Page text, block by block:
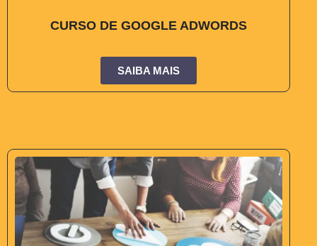
CURSO DE GOOGLE ADWORDS
SAIBA MAIS